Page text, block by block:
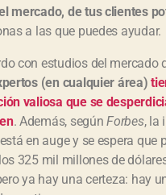
mercado, de tus clientes
a las que puedes ayudar.
con estudios del mercado
(en cualquier área)
valiosa que se
. Además, segúnForbes, la
en auge y se espera que
325 mil millones de
ya hay una certeza: hay